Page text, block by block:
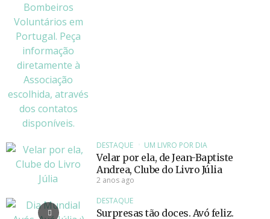
DESTAQUE UM LIVRO POR DIA
Velar por ela, de Jean-Baptiste
Andrea, Clube do Livro Júlia
2 anos ago
DESTAQUE
Surpresas tão doces. Avó feliz.